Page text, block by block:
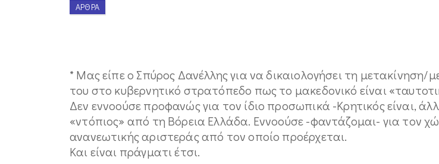
ΆΡΘΡΑ
* Μας είπε ο Σπύρος Δανέλλης για να δικαιολογήσει τη μετακίνηση/
του στο κυβερνητικό στρατόπεδο πως το μακεδονικό είναι
Δεν εννοούσε προφανώς για τον ίδιο προσωπικά -Κρητικός είναι,
«ντόπιος» από τη Βόρεια Ελλάδα. Εννοούσε -φαντάζομαι- για τον
ανανεωτικής αριστεράς από τον οποίο προέρχεται.
Και είναι πράγματι έτσι.